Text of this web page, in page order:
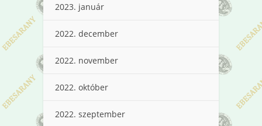
2023. január
2022. december
2022. november
2022. október
2022. szeptember